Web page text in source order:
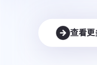
查看